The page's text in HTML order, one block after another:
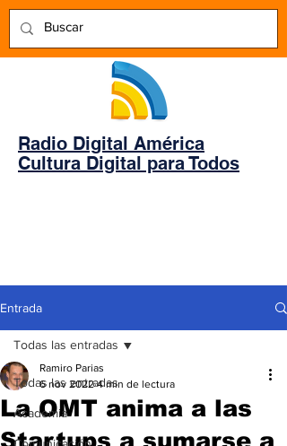
Radio Digital América
Cultura Digital para Todos
Entrada
Todas las entradas
Academia
Todas las entradas
La OMT anima a las
Startups a sumarse a
Ramiro Parias
6 nov 2022 4 min de lectura